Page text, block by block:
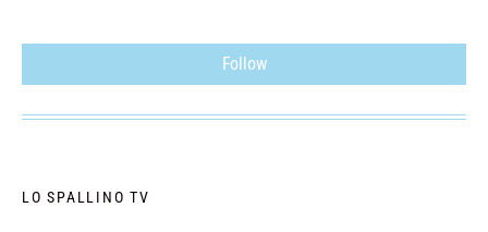
Follow
LO SPALLINO TV